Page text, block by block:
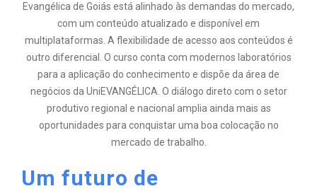
Evangélica de Goiás está alinhado às demandas do mercado,
com um conteúdo atualizado e disponível em
multiplataformas. A flexibilidade de acesso aos conteúdos é
outro diferencial. O curso conta com modernos laboratórios
para a aplicação do conhecimento e dispõe da área de
negócios da UniEVANGÉLICA. O diálogo direto com o setor
produtivo regional e nacional amplia ainda mais as
oportunidades para conquistar uma boa colocação no
mercado de trabalho.
Um futuro de